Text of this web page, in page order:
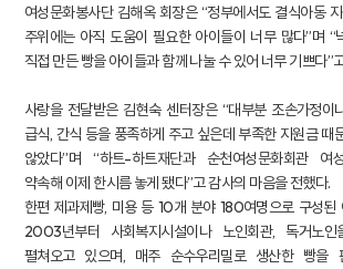
여성문화봉사단 김해옥 회장은 “정부에서도 결식아동
주위에는 아직 도움이 필요한 아이들이 너무 많다”며 “
직접 만든 빵을 아이들과 함께 나눌 수 있어 너무 기쁘다”
사랑을 전달받은 김현숙 센터장은 “대부분 조손가정이
급식, 간식 등을 풍족하게 주고 싶은데 부족한 지원금 때
않았다”며 “하트-하트재단과 순천여성문화회관 여
약속해 이제 한시름 놓게 됐다”고 감사의 마음을 전했다.
한편 제과제빵, 미용 등 10개 분야 180여명으로 구성된
2003년부터 사회복지시설이나 노인회관, 독거노
펼쳐오고 있으며, 매주 순수우리밀로 생산한 빵을